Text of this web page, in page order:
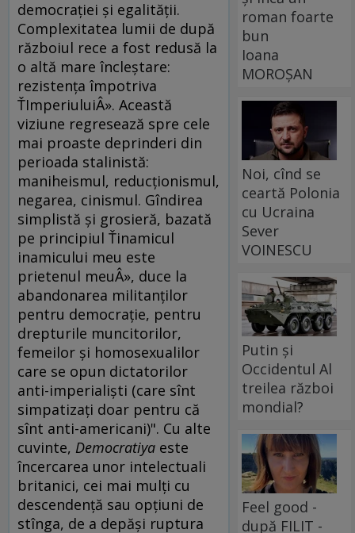
democraţiei şi egalităţii.
Complexitatea lumii de după
războiul rece a fost redusă la
o altă mare încleştare:
rezistenţa împotriva
ŤImperiuluiÂ». Această
viziune regresează spre cele
mai proaste deprinderi din
perioada stalinistă:
maniheismul, reducţionismul,
negarea, cinismul. Gîndirea
simplistă şi grosieră, bazată
pe principiul Ťinamicul
inamicului meu este
prietenul meuÂ», duce la
abandonarea militanţilor
pentru democraţie, pentru
drepturile muncitorilor,
femeilor şi homosexualilor
care se opun dictatorilor
anti-imperialişti (care sînt
simpatizaţi doar pentru că
sînt anti-americani)". Cu alte
cuvinte, Democratiya este
încercarea unor intelectuali
britanici, cei mai mulţi cu
descendenţă sau opţiuni de
stînga, de a depăşi ruptura
roman foarte
bun
Ioana
MOROȘAN
Noi, cînd se
ceartă Polonia
cu Ucraina
Sever
VOINESCU
Putin și
Occidentul Al
treilea război
mondial?
Feel good -
după FILIT -